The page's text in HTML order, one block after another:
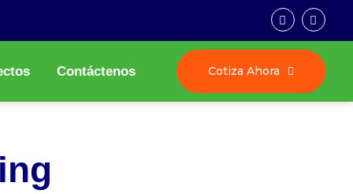
Contáctenos Cotiza Ahora